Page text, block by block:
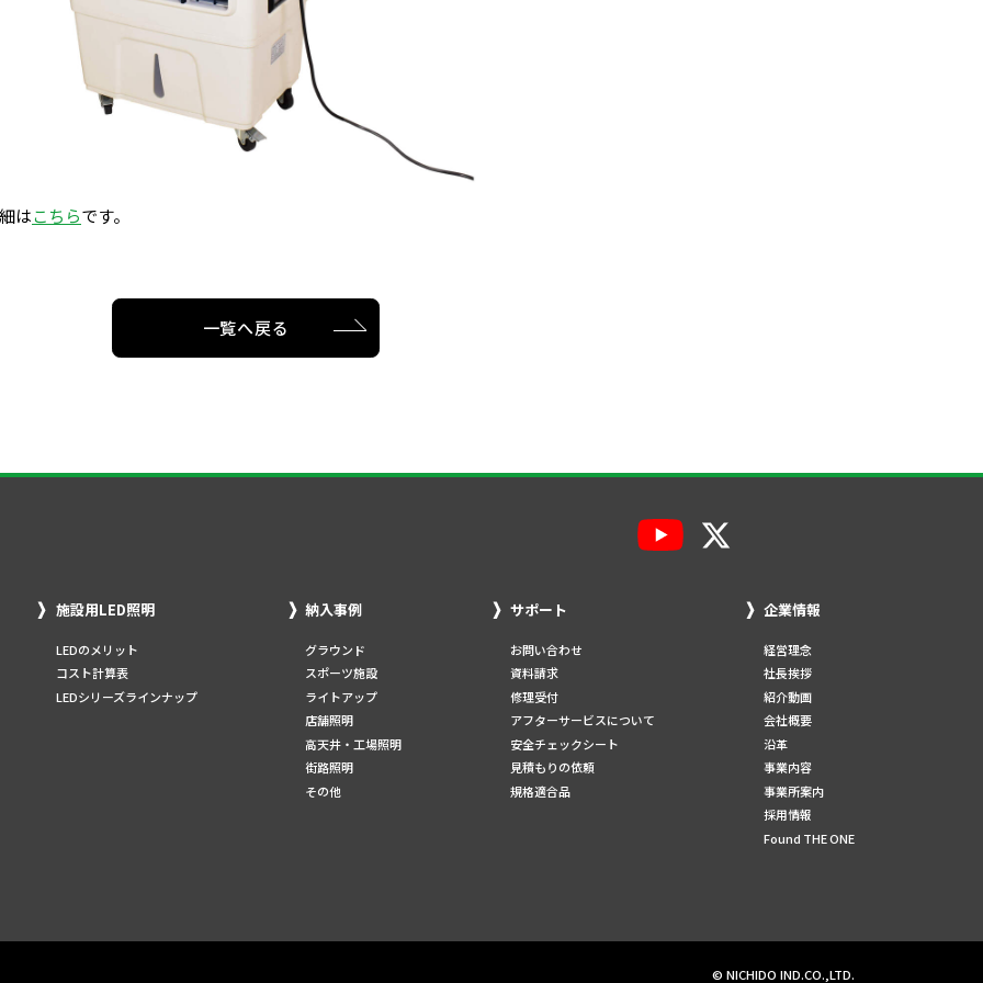
はこちらです。
一覧へ戻る
施設用LED照明
LEDのメリット
コスト計算表
LEDシリーズラインナップ
納入事例
グラウンド
スポーツ施設
ライトアップ
店舗照明
高天井・工場照明
街路照明
その他
サポート
お問い合わせ
資料請求
修理受付
アフターサービスについて
安全チェックシート
見積もりの依頼
規格適合品
企業情報
経営理念
社長挨拶
紹介動画
会社概要
沿革
事業内容
事業所案内
採用情報
Found THE ONE
© NICHIDO IND.CO.,LTD.